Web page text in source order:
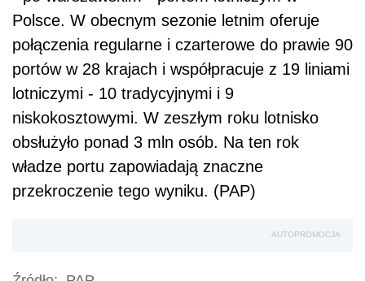
Polsce. W obecnym sezonie letnim oferuje
połączenia regularne i czarterowe do prawie 90
portów w 28 krajach i współpracuje z 19 liniami
lotniczymi - 10 tradycyjnymi i 9
niskokosztowymi. W zeszłym roku lotnisko
obsłużyło ponad 3 mln osób. Na ten rok
władze portu zapowiadają znaczne
przekroczenie tego wyniku. (PAP)
AUTOPROMOCJA